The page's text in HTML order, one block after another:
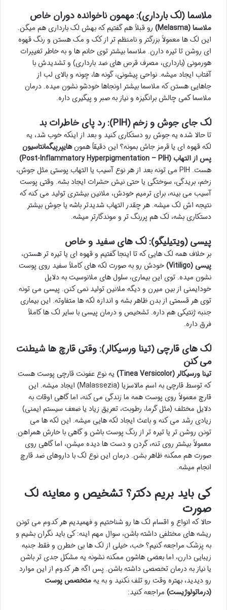
ملاسما (لک بارداری): مهمون ناخوانده دوران خاص
ملاسما (Melasma)
رو قبلاً هم گفتیم که بهش لک بارداری هم میگن.
این لک ها معمولاً بزرگتر و نامنظم تر از کک و مک هستن و رنگ قهوه
ای روشن تا تیره دارن. ملاسما بیشتر توی خانم ها و به خاطر تغییرات
هورمونی (بارداری، مصرف قرص های ضد بارداری) و تشدیدش با
آفتاب ایجاد میشه. نواحی پیشونی، گونه ها، چونه و بالای لب از
جاهایی هستن که ملاسما بیشتر اونجاها خودشو نشون میده. درمان
ملاسما کمی چالش برانگیزه و نیاز به صبر و پیگیری داره.
لک جای جوش و زخم (PIH): رد پای خاطرات بد
تا حالا شده یه جوش رو دستکاری کنید و بعد از اینکه خوب شد، یه
لکه قهوه ای یا قرمز جاش بمونه؟ این دقیقاً همونهایپرپیگمانتاسیون
پس از التهاب (Post-Inflammatory Hyperpigmentation – PIH)
هست. PIH می تونه بعد از هر نوع آسیب یا التهاب پوستی مثل جوش،
زخم، بریدگی، سوختگی یا حتی نیش حشرات ایجاد بشه. وقتی پوست
آسیب می بینه، برای ترمیم خودش، ملانین بیشتری تولید می کنه که
نتیجه اش لک میشه. هر چقدر التهاب شدیدتر باشه یا جوش بیشتر
دستکاری بشه، لک هم پررنگ تر و موندگارتر میشه.
پیسی (ویتیلیگو): لک های سفید و خاص
بر خلاف همه لک هایی که تا اینجا گفتیم و قهوه ای یا تیره تر هستن،
پیسی (Vitiligo)
خودش رو به صورت لکه های کاملاً سفید روی پوست
نشون میده. توی این بیماری، سلول های ملانوسیت به دلایل
خودایمنی از بین میرن و دیگه ملانین تولید نمی کنن. پیسی می تونه
توی هر قسمتی از بدن ظاهر بشه و اندازه لکه ها متفاوته. این بیماری
جنبه ژنتیکی هم داره. تشخیص و درمان پیسی با سایر لک ها کاملاً
فرق داره.
لک های قارچی (تینا ورسیکالر): وقتی قارچ ها شیطنت
می کنن
تینا ورسیکالر (Tinea Versicolor)
یه نوع عفونت قارچی پوست هست
که توسط قارچی به اسم مالاسزیا (Malassezia) ایجاد میشه. این
قارچ معمولاً روی پوست همه ما زندگی می کنه، اما گاهی اوقات به
دلایل مختلف (مثل گرما، رطوبت، تعریق زیاد یا ضعف سیستم ایمنی)
زیادی رشد می کنه و باعث ایجاد لکه هایی میشه. این لکه ها می
تونن روشن تر یا تیره تر از رنگ پوست باشن و گاهی با خارش همراهن.
معمولاً بیشتر روی تنه، گردن و دست ها دیده میشن، اما گاهی روی
صورت هم ممکنه ظاهر بشن. درمان این نوع لک با داروهای ضد قارچ
انجام میشه.
کی باید بریم دکتر؟ تشخیص و معاینه لک
صورت
حالا که انواع و اقسام لک ها رو شناختیم و فهمیدیم هر کدوم می تونن
ریشه های مختلفی داشته باشن، سوال مهم اینه: کی باید نگران بشیم و
به پزشک مراجعه کنیم؟ خب، خیلی از لک ها بی خطرن و فقط جنبه
زیبایی دارن، اما بعضی هاشون ممکنه نشونه یه مشکل جدی تر باشن
یا نیاز به درمان تخصصی داشته باشن. پس اگه هر کدوم از این موارد
رو دیدید، بهتره وقت رو تلف نکنید و به یهمتخصص پوست
(درماتولوژیست) مراجعه کنید: